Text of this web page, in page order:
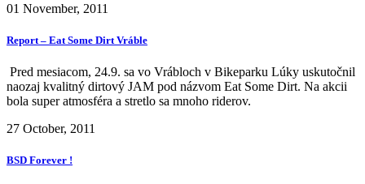
01 November, 2011
Report – Eat Some Dirt Vráble
Pred mesiacom, 24.9. sa vo Vrábloch v Bikeparku Lúky uskutočnil
naozaj kvalitný dirtový JAM pod názvom Eat Some Dirt. Na akcii
bola super atmosféra a stretlo sa mnoho riderov.
27 October, 2011
BSD Forever !